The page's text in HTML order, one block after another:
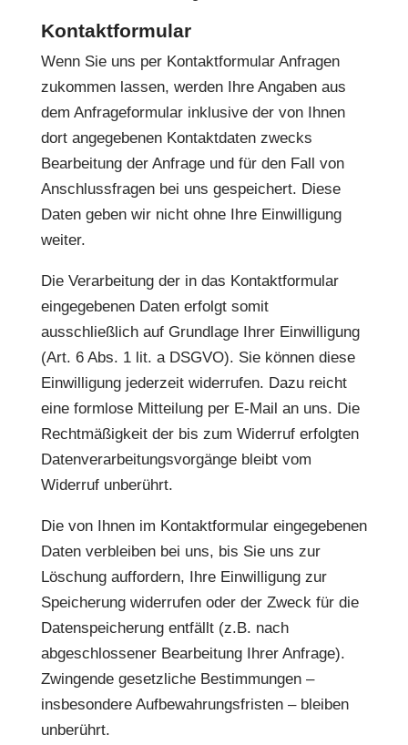
Kontaktformular
Wenn Sie uns per Kontaktformular Anfragen
zukommen lassen, werden Ihre Angaben aus
dem Anfrageformular inklusive der von Ihnen
dort angegebenen Kontaktdaten zwecks
Bearbeitung der Anfrage und für den Fall von
Anschlussfragen bei uns gespeichert. Diese
Daten geben wir nicht ohne Ihre Einwilligung
weiter.
Die Verarbeitung der in das Kontaktformular
eingegebenen Daten erfolgt somit
ausschließlich auf Grundlage Ihrer Einwilligung
(Art. 6 Abs. 1 lit. a DSGVO). Sie können diese
Einwilligung jederzeit widerrufen. Dazu reicht
eine formlose Mitteilung per E-Mail an uns. Die
Rechtmäßigkeit der bis zum Widerruf erfolgten
Datenverarbeitungsvorgänge bleibt vom
Widerruf unberührt.
Die von Ihnen im Kontaktformular eingegebenen
Daten verbleiben bei uns, bis Sie uns zur
Löschung auffordern, Ihre Einwilligung zur
Speicherung widerrufen oder der Zweck für die
Datenspeicherung entfällt (z.B. nach
abgeschlossener Bearbeitung Ihrer Anfrage).
Zwingende gesetzliche Bestimmungen –
insbesondere Aufbewahrungsfristen – bleiben
unberührt.